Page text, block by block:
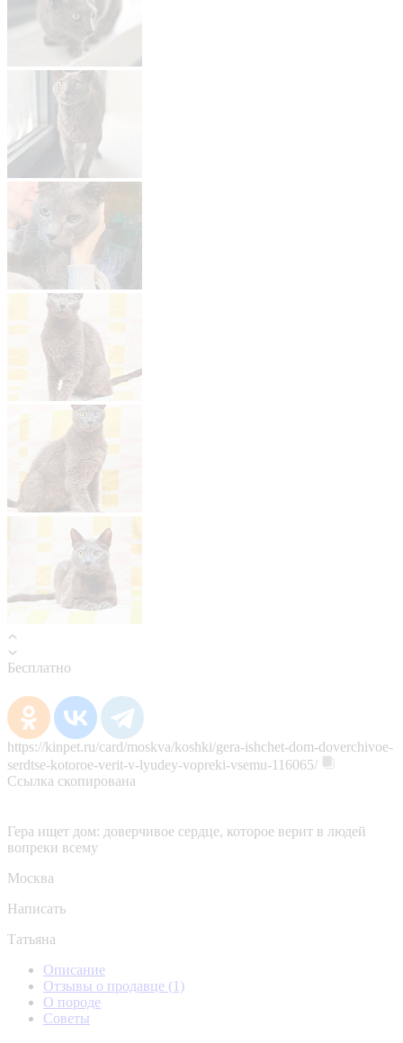
Бесплатно
https://kinpet.ru/card/moskva/koshki/gera-ishchet-dom-doverchivoe-
serdtse-kotoroe-verit-v-lyudey-vopreki-vsemu-116065/
Ссылка скопирована
Гера ищет дом: доверчивое сердце, которое верит в людей
вопреки всему
Москва
Написать
Татьяна
Описание
Отзывы о продавце (1)
О породе
Советы